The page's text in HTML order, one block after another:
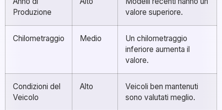
Produzione
valore superiore.
Chilometraggio Medio
Un chilometraggio
inferiore aumenta il
valore.
Condizioni del
Veicolo
Alto
Veicoli ben mantenuti
sono valutati meglio.